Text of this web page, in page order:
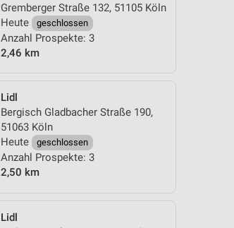
Gremberger Straße 132, 51105 Köln
Heute
geschlossen
Anzahl Prospekte: 3
2,46 km
Lidl
Bergisch Gladbacher Straße 190,
51063 Köln
Heute
geschlossen
Anzahl Prospekte: 3
2,50 km
Lidl